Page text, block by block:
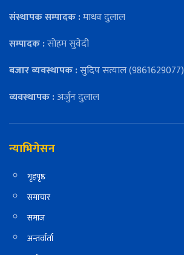
संस्थापक सम्पादक :माधव दुलाल
सम्पादक :सोहम सुवेदी
बजार ब्यवस्थापक :सुदिप सत्याल (9861629077)
व्यवस्थापक :अर्जुन दुलाल
न्याभिगेसन
गृहपृष्ठ
समाचार
समाज
अन्तर्वार्ता